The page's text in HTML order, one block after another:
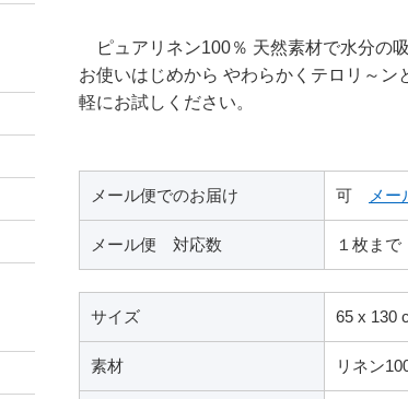
ピュアリネン100％ 天然素材で水分の
お使いはじめから やわらかくテロリ～
軽にお試しください。
メール便でのお届け 可 メー
メール便 対応数 １枚まで
サイズ 65 x 130
素材 リネン